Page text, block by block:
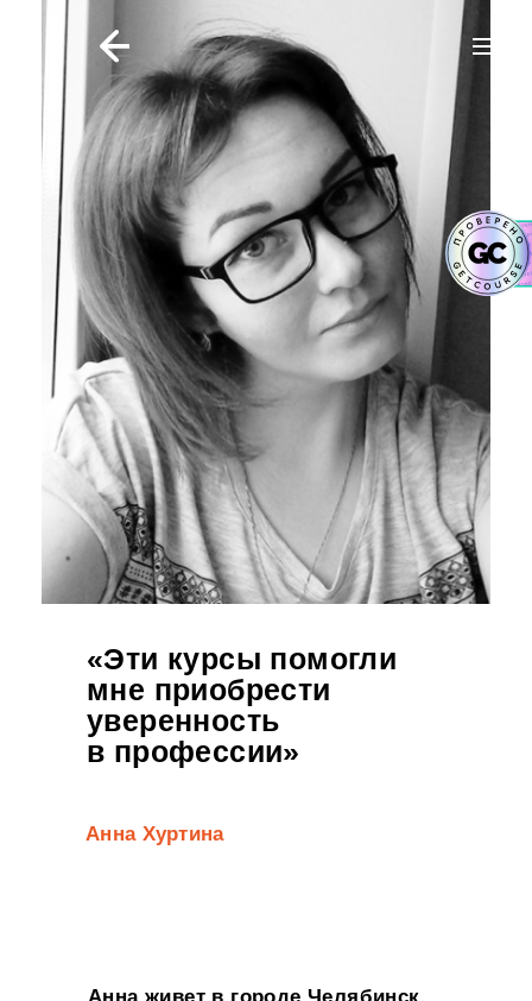
«Эти курсы помогли
мне приобрести
уверенность
в профессии»
Анна Хуртина